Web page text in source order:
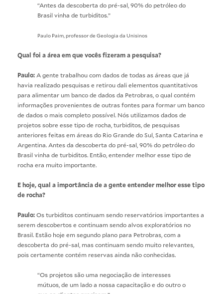
“Antes da descoberta do pré-sal, 90% do petróleo do
Brasil vinha de turbiditos.”
Paulo Paim, professor de Geologia da Unisinos
Qual foi a área em que vocês fizeram a pesquisa?
Paulo: A gente trabalhou com dados de todas as áreas que já
havia realizado pesquisas e retirou dali elementos quantitativos
para alimentar um banco de dados da Petrobras, o qual contém
informações provenientes de outras fontes para formar um banco
de dados o mais completo possível. Nós utilizamos dados de
projetos sobre esse tipo de rocha, turbiditos, de pesquisas
anteriores feitas em áreas do Rio Grande do Sul, Santa Catarina e
Argentina. Antes da descoberta do pré-sal, 90% do petróleo do
Brasil vinha de turbiditos. Então, entender melhor esse tipo de
rocha era muito importante.
E hoje, qual a importância de a gente entender melhor esse tipo
de rocha?
Paulo:Os turbiditos continuam sendo reservatórios importantes a
serem descobertos e continuam sendo alvos exploratórios no
Brasil. Estão hoje em segundo plano para Petrobras, com a
descoberta do pré-sal, mas continuam sendo muito relevantes,
pois certamente contém reservas ainda não conhecidas.
“Os projetos são uma negociação de interesses
mútuos, de um lado a nossa capacitação e do outro o